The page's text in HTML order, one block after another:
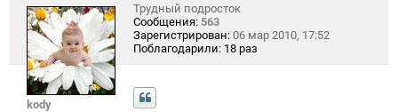
kody
Трудный подросток
Сообщения: 563
Зарегистрирован: 06 мар 2010, 17:52
Поблагодарили: 18 раз